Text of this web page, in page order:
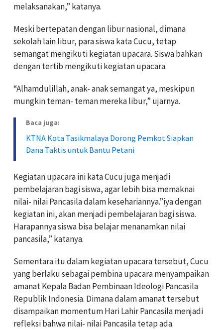
melaksanakan,” katanya.
Meski bertepatan dengan libur nasional, dimana
sekolah lain libur, para siswa kata Cucu, tetap
semangat mengikuti kegiatan upacara. Siswa bahkan
dengan tertib mengikuti kegiatan upacara.
“Alhamdulillah, anak- anak semangat ya, meskipun
mungkin teman- teman mereka libur,” ujarnya.
Baca juga:
KTNA Kota Tasikmalaya Dorong Pemkot Siapkan
Dana Taktis untuk Bantu Petani
Kegiatan upacara ini kata Cucu juga menjadi
pembelajaran bagi siswa, agar lebih bisa memaknai
nilai- nilai Pancasila dalam kesehariannya.”iya dengan
kegiatan ini, akan menjadi pembelajaran bagi siswa.
Harapannya siswa bisa belajar menanamkan nilai
pancasila,” katanya.
Sementara itu dalam kegiatan upacara tersebut, Cucu
yang berlaku sebagai pembina upacara menyampaikan
amanat Kepala Badan Pembinaan Ideologi Pancasila
Republik Indonesia. Dimana dalam amanat tersebut
disampaikan momentum Hari Lahir Pancasila menjadi
refleksi bahwa nilai- nilai Pancasila tetap ada.